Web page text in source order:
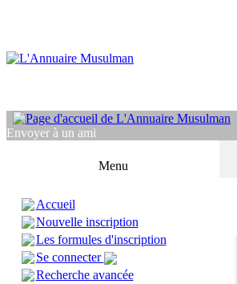
Envoyer à un ami
Menu
Accueil
Nouvelle inscription
Les formules d'inscription
Se connecter
Recherche avancée